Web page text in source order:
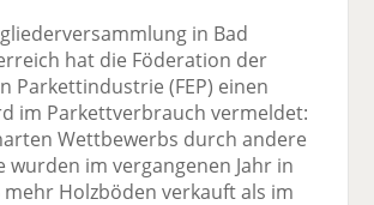
in Bad
hat die Föderation der
Parkettindustrie (FEP) einen
im Parkettverbrauch vermeldet:
Wettbewerbs durch andere
wurden im vergangenen Jahr in
mehr Holzböden verkauft als im